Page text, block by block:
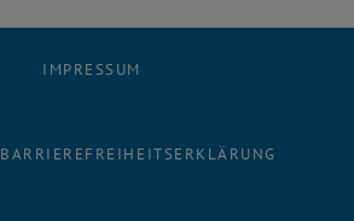
IMPRESSUM
BARRIEREFREIHEITSERKLÄRUNG